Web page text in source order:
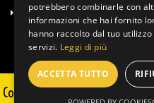
Info Spedizioni
Copyright © 2025 Guglielmi
potrebbero combinarle con
informazioni che hai fornito
hanno raccolto dal tuo
servizi. Leggi di più
ACCETTA TUTTO